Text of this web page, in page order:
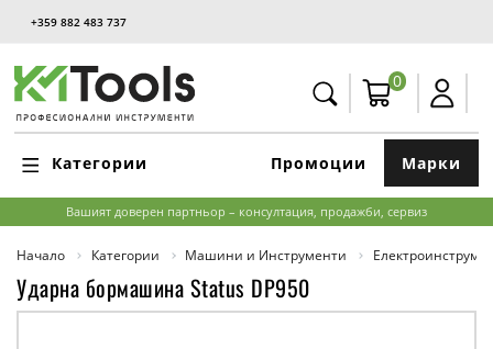
+359 882 483 737
0
Категории Марки
Промоции
Вашият доверен партньор – консултация, продажби, сервиз
Начало Категории Машини и Инструменти
Ударна бормашина Status DP950